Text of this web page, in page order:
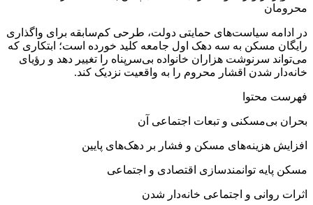
در ادامه سیاست‌های حمایتی دولت، طرحی کم‌سابقه برای واگذاری
رایگان مسکن به سه دهک اول جامعه کلید خورده است؛ ابتکاری که
می‌تواند سرنوشت هزاران خانواده بی‌سرپناه را تغییر دهد و رؤیای
خانه‌دار شدن اقشار محروم را به واقعیت نزدیک کند.
فهرست محتوا
بحران بی‌مسکنی و تبعات اجتماعی آن
افزایش هزینه‌های مسکن و فشار بر دهک‌های پای‎ین
مسکن پایه توانمندسازی اقتصادی و اجتماعی
اثرات روانی و اجتماعی خانه‌دار شدن